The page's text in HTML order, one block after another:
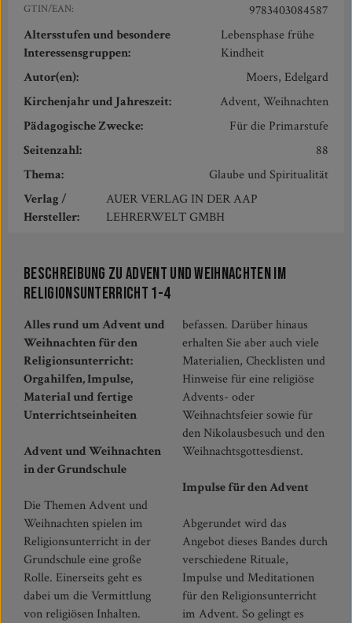
GTIN/EAN:
9783403084587
Altersstufen und besondere
Interessensgruppen:
Lebensphase frühe
Kindheit
Autor(en):
Moers, Edelgard
Kirchenjahr und Jahreszeit:
Advent, Weihnachten
Pädagogische Zwecke:
Für die Primarstufe
Seitenzahl:
88
Thema:
Glaube und Spiritualität
Verlag /
Hersteller:
AUER VERLAG IN DER AAP
LEHRERWELT GMBH
Beschreibung zu Advent und Weihnachten im
Religionsunterricht 1-4
Alles rund um Advent und
Weihnachten für den
Religionsunterricht:
Orgahilfen, Impulse,
Material und fertige
Unterrichtseinheiten
Advent und Weihnachten
in der Grundschule
Die Themen Advent und
Weihnachten spielen im
Religionsunterricht in der
Grundschule eine große
Rolle. Einerseits geht es
dabei um die Vermittlung
von religiösen Inhalten.
befassen. Darüber hinaus
erhalten Sie aber auch viele
Materialien, Checklisten und
Hinweise für eine religiöse
Advents- oder
Weihnachtsfeier sowie für
den Nikolausbesuch und den
Weihnachtsgottesdienst.
Impulse für den Advent
Abgerundet wird das
Angebot dieses Bandes durch
verschiedene Rituale,
Impulse und Meditationen
für den Religionsunterricht
im Advent. So gelingt es